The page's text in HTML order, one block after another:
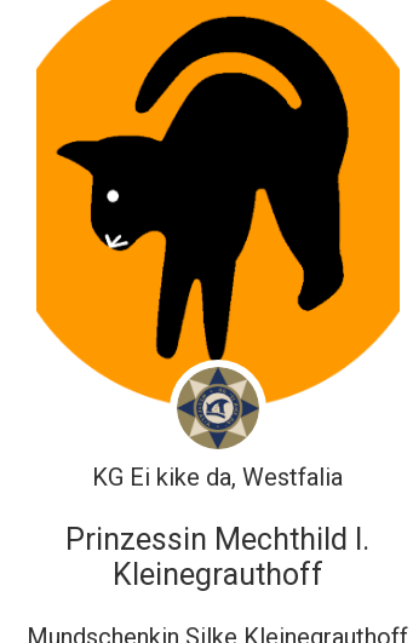
KG Ei kike da, Westfalia
Prinzessin Mechthild I.
Kleinegrauthoff
Mundschenkin Silke Kleinegrauthoff